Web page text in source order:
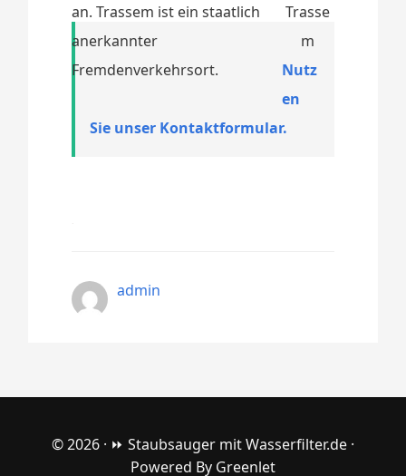
an. Trassem ist ein staatlich
anerkannter
Fremdenverkehrsort.
Nutz
en
Sie unser Kontaktformular.
admin
© 2026 · ⏩ Staubsauger mit Wasserfilter.de ·
Powered By Greenlet